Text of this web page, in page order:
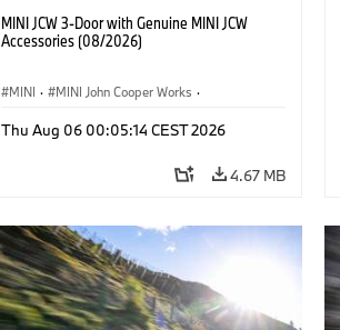
MINI JCW 3-Door with Genuine MINI JCW
Accessories (08/2026)
MINI · MINI John Cooper Works ·
Optional Extras, Accessories
Thu Aug 06 00:05:14 CEST 2026
4.67 MB